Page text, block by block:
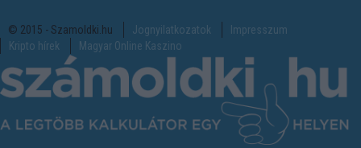
© 2015 - Szamoldki.hu Jognyilatkozatok
Impresszum
Kripto hírek
Magyar Online Kaszino